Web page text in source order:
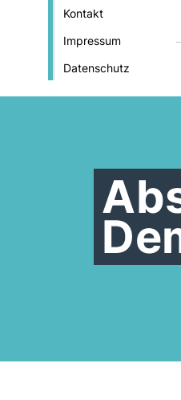
Kontakt
Impressum
Datenschutz